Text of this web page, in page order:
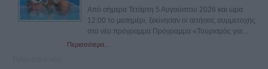
Από σήμερα Τετάρτη 5 Αυγούστου 2026 και ώρα
12:00 το μεσημέρι, ξεκίνησαν οι αιτήσεις συμμετοχής
στο νέο πρόγραμμα Πρόγραμμα «Τουρισμός για...
Περισσότερα...